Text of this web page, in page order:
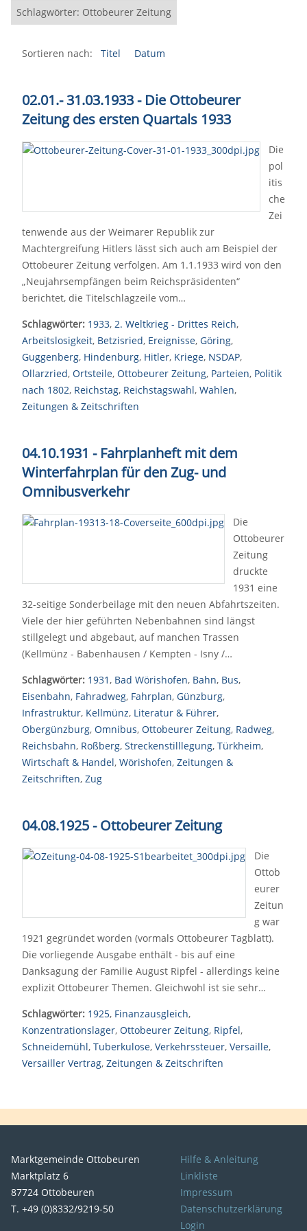
Schlagwörter: Ottobeurer Zeitung
Sortieren nach: Titel Datum
02.01.- 31.03.1933 - Die Ottobeurer
Zeitung des ersten Quartals 1933
Die
pol
itis
che
Zei
tenwende aus der Weimarer Republik zur
Machtergreifung Hitlers lässt sich auch am Beispiel der
Ottobeurer Zeitung verfolgen. Am 1.1.1933 wird von den
„Neujahrsempfängen beim Reichspräsidenten“
berichtet, die Titelschlagzeile vom…
Schlagwörter: 1933, 2. Weltkrieg - Drittes Reich,
Arbeitslosigkeit, Betzisried, Ereignisse, Göring,
Guggenberg, Hindenburg, Hitler, Kriege, NSDAP,
Ollarzried, Ortsteile, Ottobeurer Zeitung, Parteien, Politik
nach 1802, Reichstag, Reichstagswahl, Wahlen,
Zeitungen & Zeitschriften
04.10.1931 - Fahrplanheft mit dem
Winterfahrplan für den Zug- und
Omnibusverkehr
Die
Ottobeurer
Zeitung
druckte
1931 eine
32-seitige Sonderbeilage mit den neuen Abfahrtszeiten.
Viele der hier geführten Nebenbahnen sind längst
stillgelegt und abgebaut, auf manchen Trassen
(Kellmünz - Babenhausen / Kempten - Isny /…
Schlagwörter: 1931, Bad Wörishofen, Bahn, Bus,
Eisenbahn, Fahradweg, Fahrplan, Günzburg,
Infrastruktur, Kellmünz, Literatur & Führer,
Obergünzburg, Omnibus, Ottobeurer Zeitung, Radweg,
Reichsbahn, Roßberg, Streckenstilllegung, Türkheim,
Wirtschaft & Handel, Wörishofen, Zeitungen &
Zeitschriften, Zug
04.08.1925 - Ottobeurer Zeitung
Die
Ottob
eurer
Zeitun
g war
1921 gegründet worden (vormals Ottobeurer Tagblatt).
Die vorliegende Ausgabe enthält - bis auf eine
Danksagung der Familie August Ripfel - allerdings keine
explizit Ottobeurer Themen. Gleichwohl ist sie sehr…
Schlagwörter: 1925, Finanzausgleich,
Konzentrationslager, Ottobeurer Zeitung, Ripfel,
Schneidemühl, Tuberkulose, Verkehrssteuer, Versaille,
Versailler Vertrag, Zeitungen & Zeitschriften
Marktgemeinde Ottobeuren
Marktplatz 6
87724 Ottobeuren
T. +49 (0)8332/9219-50
Hilfe & Anleitung
Linkliste
Impressum
Datenschutzerklärung
Login